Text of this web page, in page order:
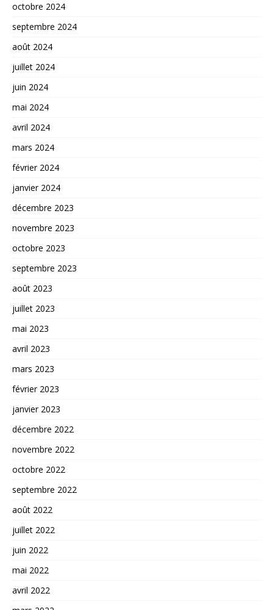
octobre 2024
septembre 2024
août 2024
juillet 2024
juin 2024
mai 2024
avril 2024
mars 2024
février 2024
janvier 2024
décembre 2023
novembre 2023
octobre 2023
septembre 2023
août 2023
juillet 2023
mai 2023
avril 2023
mars 2023
février 2023
janvier 2023
décembre 2022
novembre 2022
octobre 2022
septembre 2022
août 2022
juillet 2022
juin 2022
mai 2022
avril 2022